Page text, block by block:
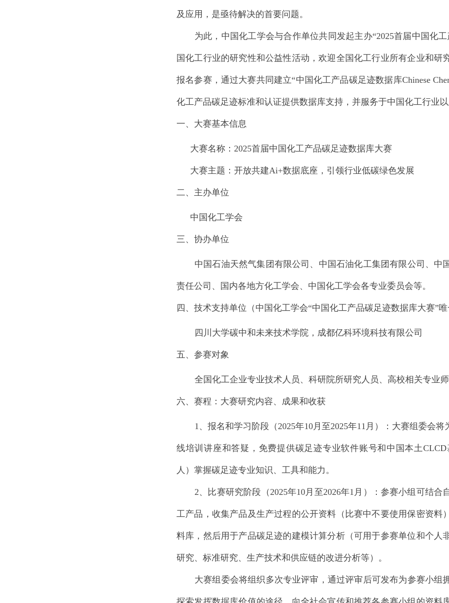
及应用，是亟待解决的首要问题。
为此，中国化工学会与合作单位共同发起主办“2025首届中国化
国化工行业的研究性和公益性活动，欢迎全国化工行业所有企业和
报名参赛，通过大赛共同建立“中国化工产品碳足迹数据库Chinese
化工产品碳足迹标准和认证提供数据库支持，并服务于中国化工行业
一、大赛基本信息
大赛名称：2025首届中国化工产品碳足迹数据库大赛
大赛主题：开放共建Ai+数据底座，引领行业低碳绿色发展
二、主办单位
中国化工学会
三、协办单位
中国石油天然气集团有限公司、中国石油化工集团有限公司、中
责任公司、国内各地方化工学会、中国化工学会各专业委员会等。
四、技术支持单位 （中国化工学会“中国化工产品碳足迹数据库大赛”唯
四川大学碳中和未来技术学院，成都亿科环境科技有限公司
五、参赛对象
全国化工企业专业技术人员、科研院所研究人员、高校相关专业师
六、赛程：大赛研究内容、成果和收获
1、报名和学习阶段（2025年10月至2025年11月）：大赛组委会
线培训讲座和答疑，免费提供碳足迹专业软件账号和中国本土
人）掌握碳足迹专业知识、工具和能力。
2、比赛研究阶段（2025年10月至2026年1月）：参赛小组可结
工产品，收集产品及生产过程的公开资料（比赛中不要使用保密资料
料库，然后用于产品碳足迹的建模计算分析（可用于参赛单位和个人
研究、标准研究、生产技术和供应链的改进分析等）。
大赛组委会将组织多次专业评审，通过评审后可发布为参赛小组